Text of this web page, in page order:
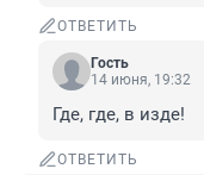
ОТВЕТИТЬ
Гость
14 июня, 19:32
Где, где, в изде!
ОТВЕТИТЬ